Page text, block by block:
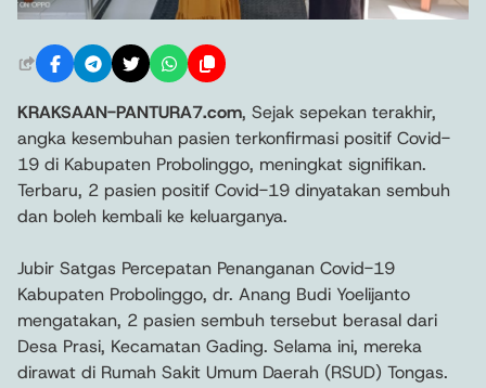
KRAKSAAN-PANTURA7.com, Sejak sepekan terakhir,
angka kesembuhan pasien terkonfirmasi positif Covid-
19 di Kabupaten Probolinggo, meningkat signifikan.
Terbaru, 2 pasien positif Covid-19 dinyatakan sembuh
dan boleh kembali ke keluarganya.
Jubir Satgas Percepatan Penanganan Covid-19
Kabupaten Probolinggo, dr. Anang Budi Yoelijanto
mengatakan, 2 pasien sembuh tersebut berasal dari
Desa Prasi, Kecamatan Gading. Selama ini, mereka
dirawat di Rumah Sakit Umum Daerah (RSUD) Tongas.